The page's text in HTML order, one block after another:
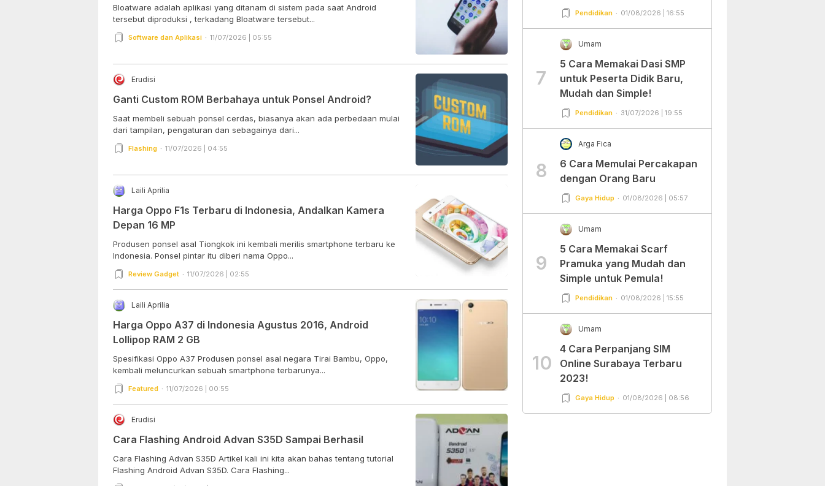
Bloatware adalah aplikasi yang ditanam di sistem pada saat Android
tersebut diproduksi , terkadang Bloatware tersebut...
Software dan Aplikasi 11/07/2026 | 05:55
Erudisi
Ganti Custom ROM Berbahaya untuk Ponsel Android?
Saat membeli sebuah ponsel cerdas, biasanya akan ada perbedaan mulai
dari tampilan, pengaturan dan sebagainya dari...
Flashing 11/07/2026 | 04:55
Laili Aprilia
Harga Oppo F1s Terbaru di Indonesia, Andalkan Kamera
Depan 16 MP
Produsen ponsel asal Tiongkok ini kembali merilis smartphone terbaru ke
Indonesia. Ponsel pintar itu diberi nama Oppo...
Review Gadget 11/07/2026 | 02:55
Laili Aprilia
Harga Oppo A37 di Indonesia Agustus 2016, Android
Lollipop RAM 2 GB
Spesifikasi Oppo A37 Produsen ponsel asal negara Tirai Bambu, Oppo,
kembali meluncurkan sebuah smartphone terbarunya...
Featured 11/07/2026 | 00:55
Erudisi
Cara Flashing Android Advan S35D Sampai Berhasil
Cara Flashing Advan S35D Artikel kali ini kita akan bahas tentang tutorial
Flashing Android Advan S35D. Cara Flashing...
Pendidikan 01/08/2026 | 16:55
7
Umam
5 Cara Memakai Dasi SMP
untuk Peserta Didik Baru,
Mudah dan Simple!
Pendidikan 31/07/2026 | 19:55
8
Arga Fica
6 Cara Memulai Percakapan
dengan Orang Baru
Gaya Hidup 01/08/2026 | 05:57
9
Umam
5 Cara Memakai Scarf
Pramuka yang Mudah dan
Simple untuk Pemula!
Pendidikan 01/08/2026 | 15:55
10
Umam
4 Cara Perpanjang SIM
Online Surabaya Terbaru
2023!
Gaya Hidup 01/08/2026 | 08:56